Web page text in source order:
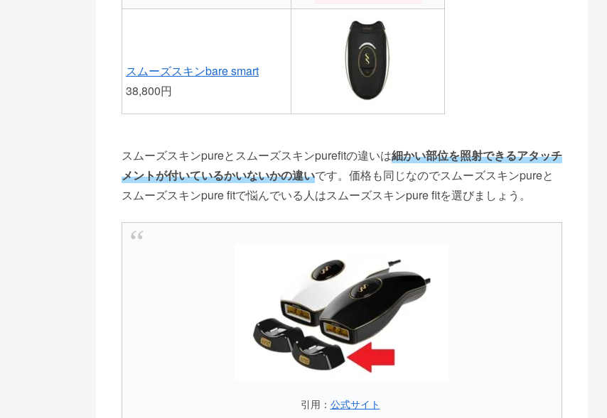
スムーズスキンbare smart
38,800円
スムーズスキンpureとスムーズスキンpurefitの違いは細かい部位を照射できるアタッチ
メントが付いているかいないかの違いです。価格も同じなのでスムーズスキンpureと
スムーズスキンpure fitで悩んでいる人はスムーズスキンpure fitを選びましょう。
引用： 公式サイト